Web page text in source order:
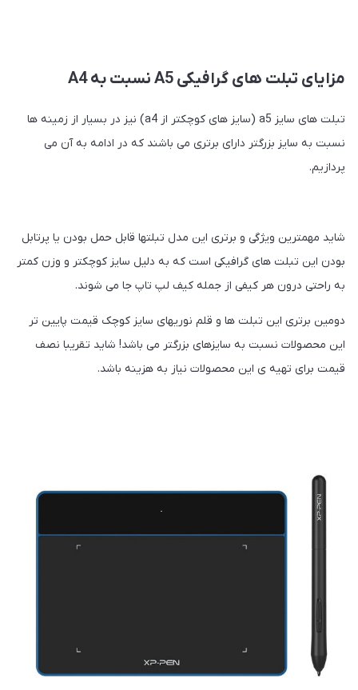
مزایای تبلت های گرافیکی A5 نسبت به A4
تبلت های سایز a5 (سایز های کوچکتر از a4) نیز در بسیار از زمینه ها
نسبت به سایز بزرگتر دارای برتری می باشند که در ادامه به آن می
پردازیم.
شاید مهمترین ویژگی و برتری این مدل تبلتها قابل حمل بودن یا پرتابل
بودن این تبلت های گرافیکی است که به دلیل سایز کوچکتر و وزن کمتر
به راحتی درون هر کیفی از جمله کیف لپ تاپ جا می شوند.
دومین برتری این تبلت ها و قلم نوریهای سایز کوچک قیمت پایین تر
این محصولات نسبت به سایزهای بزرگتر می باشد! شاید تقریبا نصف
قیمت برای تهیه ی این محصولات نیاز به هزینه باشد.